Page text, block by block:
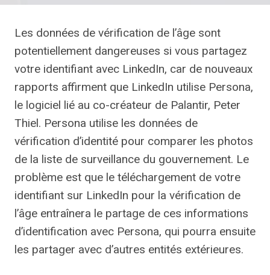
Les données de vérification de l’âge sont
potentiellement dangereuses si vous partagez
votre identifiant avec LinkedIn, car de nouveaux
rapports affirment que LinkedIn utilise Persona,
le logiciel lié au co-créateur de Palantir, Peter
Thiel. Persona utilise les données de
vérification d’identité pour comparer les photos
de la liste de surveillance du gouvernement. Le
problème est que le téléchargement de votre
identifiant sur LinkedIn pour la vérification de
l’âge entraînera le partage de ces informations
d’identification avec Persona, qui pourra ensuite
les partager avec d’autres entités extérieures.